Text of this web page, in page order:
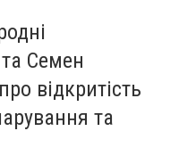
Семен
відкритість
та